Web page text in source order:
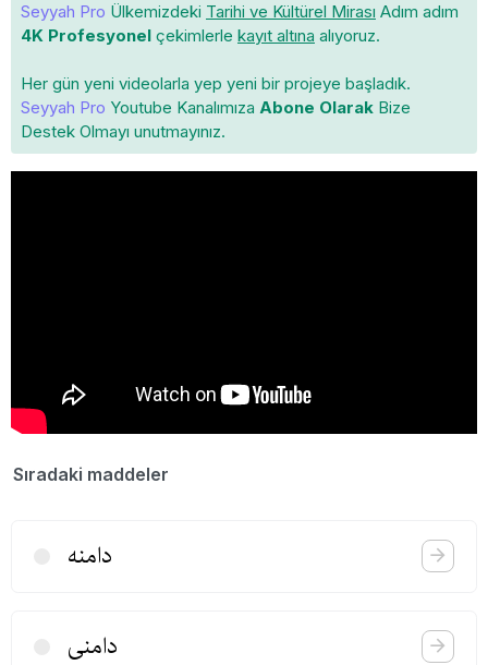
Seyyah Pro Ülkemizdeki Tarihi ve Kültürel Mirası Adım adım
4K Profesyonel çekimlerle kayıt altına alıyoruz.
Her gün yeni videolarla yep yeni bir projeye başladık.
Seyyah Pro Youtube Kanalımıza Abone Olarak Bize
Destek Olmayı unutmayınız.
Sıradaki maddeler
دامنه
دامنی